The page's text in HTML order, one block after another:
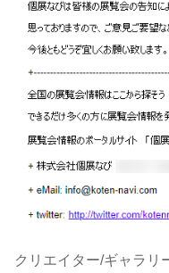
クリエイター/ギャラリ